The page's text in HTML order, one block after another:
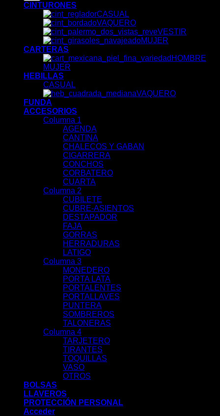
CINTURONES
CASUAL
VAQUERO
VESTIR
MUJER
CARTERAS
HOMBRE
MUJER
HEBILLAS
CASUAL
VAQUERO
FUNDA
ACCESORIOS
Columna 1
AGENDA
CANTINA
CHALECOS Y GABAN
CIGARRERA
CONCHOS
CORBATERO
CUARTA
Columna 2
CUBILETE
CUBRE-ASIENTOS
DESTAPADOR
FAJA
GORRAS
HERRADURAS
LATIGO
Columna 3
MONEDERO
PORTA LATA
PORTALENTES
PORTALLAVES
PUNTERA
SOMBREROS
TALONERAS
Columna 4
TARJETERO
TIRANTES
TOQUILLAS
VASO
OTROS
BOLSAS
LLAVEROS
PROTECCIÓN PERSONAL
Acceder